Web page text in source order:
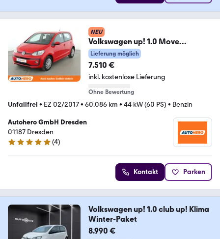
NEU
Volkswagen up! 1.0 Move
up!*SHZ*KLIMA*GARANTIE*
Lieferung möglich
7.510 €
inkl. kostenlose Lieferung
Ohne Bewertung
Unfallfrei • EZ 02/2017• 60.086 km • 44 kW (60 PS) • Benzin
Autohero GmbH Dresden
01187 Dresden
5 Sterne
(4)
Kontakt Parken
Volkswagen up! 1.0 club up! Klima
Winter-Paket
8.990 €